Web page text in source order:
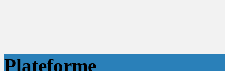
Plateforme